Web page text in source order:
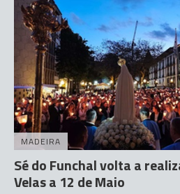
MADEIRA
Sé do Funchal volta a
Velas a 12 de Maio